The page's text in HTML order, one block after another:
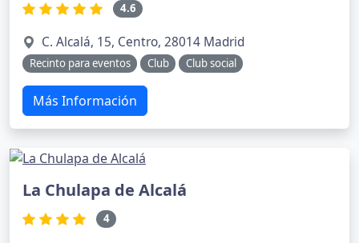
4.6
C. Alcalá, 15, Centro, 28014 Madrid
Recinto para eventos Club Club social
Más Información
La Chulapa de Alcalá
4